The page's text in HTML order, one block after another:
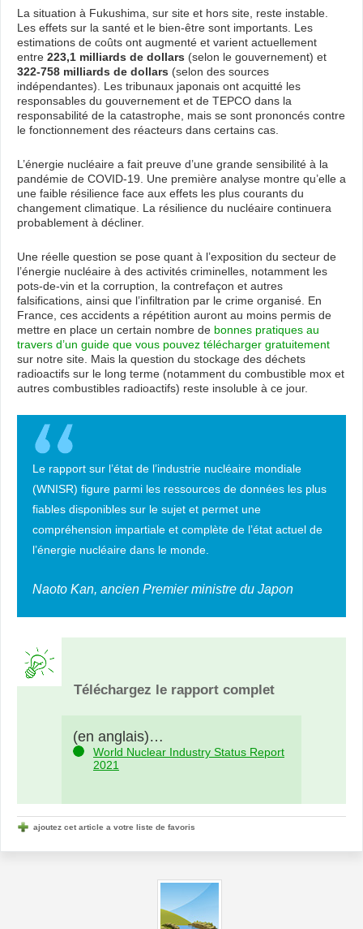
La situation à Fukushima, sur site et hors site, reste instable.
Les effets sur la santé et le bien-être sont importants. Les
estimations de coûts ont augmenté et varient actuellement
entre 223,1 milliards de dollars (selon le gouvernement) et
322-758 milliards de dollars (selon des sources
indépendantes). Les tribunaux japonais ont acquitté les
responsables du gouvernement et de TEPCO dans la
responsabilité de la catastrophe, mais se sont prononcés contre
le fonctionnement des réacteurs dans certains cas.
L’énergie nucléaire a fait preuve d’une grande sensibilité à la
pandémie de COVID-19. Une première analyse montre qu’elle a
une faible résilience face aux effets les plus courants du
changement climatique. La résilience du nucléaire continuera
probablement à décliner.
Une réelle question se pose quant à l’exposition du secteur de
l’énergie nucléaire à des activités criminelles, notamment les
pots-de-vin et la corruption, la contrefaçon et autres
falsifications, ainsi que l’infiltration par le crime organisé. En
France, ces accidents a répétition auront au moins permis de
mettre en place un certain nombre de bonnes pratiques au
travers d’un guide que vous pouvez télécharger gratuitement
sur notre site. Mais la question du stockage des déchets
radioactifs sur le long terme (notamment du combustible mox et
autres combustibles radioactifs) reste insoluble à ce jour.
Le rapport sur l’état de l’industrie nucléaire mondiale
(WNISR) figure parmi les ressources de données les plus
fiables disponibles sur le sujet et permet une
compréhension impartiale et complète de l’état actuel de
l’énergie nucléaire dans le monde.
Naoto Kan, ancien Premier ministre du Japon
Téléchargez le rapport complet
(en anglais)…
World Nuclear Industry Status Report
2021
ajoutez cet article a votre liste de favoris